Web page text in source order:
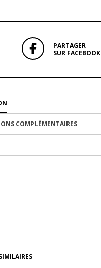
PARTAGER
SUR FACEBOOK
COMPLÉMENTAIRES